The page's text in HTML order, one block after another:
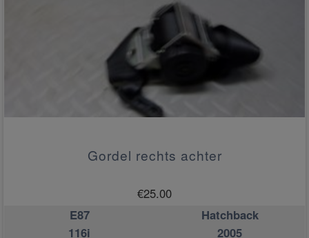
Gordel rechts achter
€25.00
E87
Hatchback
116i
2005